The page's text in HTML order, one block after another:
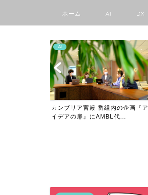
ホーム AI DX
AI
カンブリア宮殿 番組内の企画『ア
イデアの扉』にAMBL代...